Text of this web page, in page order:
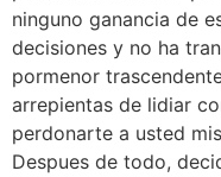
ninguno ganancia de
decisiones y no ha
pormenor
arrepientas de lidiar
perdonarte a usted
Despues de todo,